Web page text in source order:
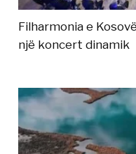
Filharmonia e
një koncert dinamik